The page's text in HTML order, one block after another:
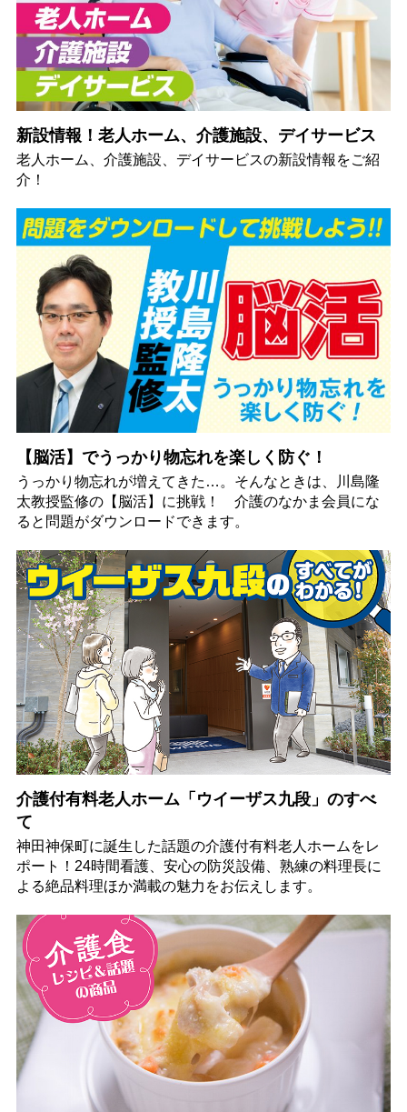
新設情報！老人ホーム、介護施設、デイサービス
老人ホーム、介護施設、デイサービスの新設情報をご紹
介！
【脳活】でうっかり物忘れを楽しく防ぐ！
うっかり物忘れが増えてきた…。そんなときは、川島隆
太教授監修の【脳活】に挑戦！ 介護のなかま会員にな
ると問題がダウンロードできます。
介護付有料老人ホーム「ウイーザス九段」のすべ
て
神田神保町に誕生した話題の介護付有料老人ホームをレ
ポート！24時間看護、安心の防災設備、熟練の料理長に
よる絶品料理ほか満載の魅力をお伝えします。